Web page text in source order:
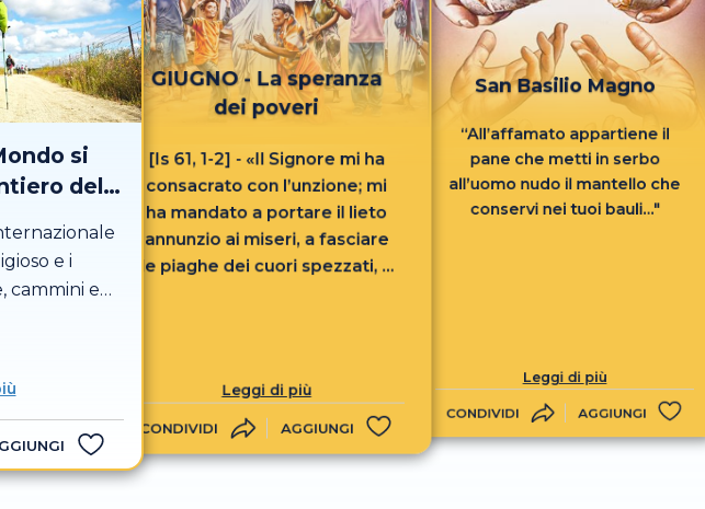
si
del
e i
cammini e
GIUGNO - La speranza
dei poveri
[Is 61, 1-2] - «Il Signore mi ha
consacrato con l’unzione; mi
ha mandato a portare il lieto
annunzio ai miseri, a fasciare
le piaghe dei cuori spezzati, a
Signore»
Leggi di più
CONDIVIDI AGGIUNGI
San Basilio Magno
“All’affamato appartiene il
pane che metti in serbo
all’uomo nudo il mantello che
conservi nei tuoi bauli..."
Leggi di più
CONDIVIDI AGGIUNGI